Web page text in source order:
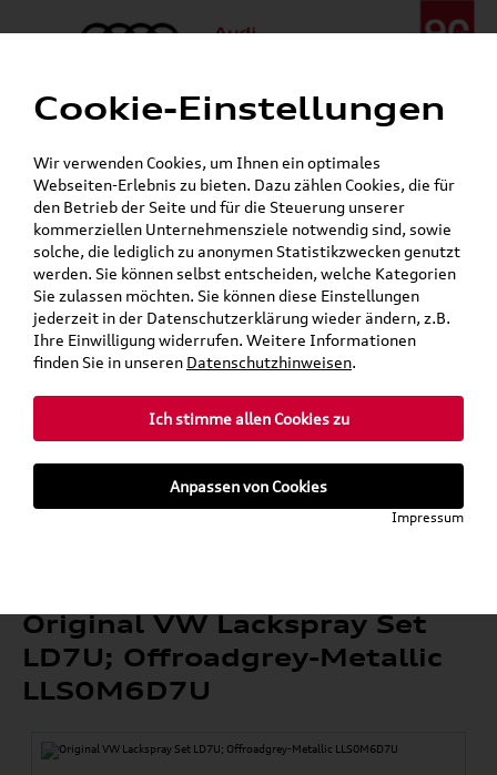
Menü
24h-Pannenhilfe:+49 (0)171 / 870 72 87
Gerade geöffnet
Verkauf:
Mo. - Fr. 08:00 - 19:00 Uhr Sa. 09:00 - 13:00 Uhr
Service:Mo. - Fr. 06:00 - 20:00 Uhr Sa. 08:00 - 13:00 Uhr
teilen Twitter Instagram WhatsApp E-Mail
» »
Pflege, Flüssigkeiten, Lackstifte & Spraydosen
Original VW Lackspray Set
LD7U; Offroadgrey-Metallic
LLS0M6D7U
Cookie-Einstellungen
Wir verwenden Cookies, um Ihnen ein optimales
Webseiten-Erlebnis zu bieten. Dazu zählen Cookies, die für
den Betrieb der Seite und für die Steuerung unserer
kommerziellen Unternehmensziele notwendig sind, sowie
solche, die lediglich zu anonymen Statistikzwecken genutzt
werden. Sie können selbst entscheiden, welche Kategorien
Sie zulassen möchten. Sie können diese Einstellungen
jederzeit in der Datenschutzerklärung wieder ändern, z.B.
Ihre Einwilligung widerrufen. Weitere Informationen
finden Sie in unseren Datenschutzhinweisen.
Ich stimme allen Cookies zu
Anpassen von Cookies
Impressum